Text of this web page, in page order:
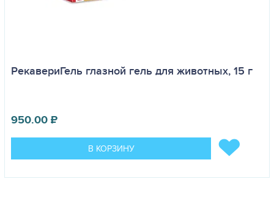
РекавериГель глазной гель для животных, 15 г
950.00₽
В КОРЗИНУ